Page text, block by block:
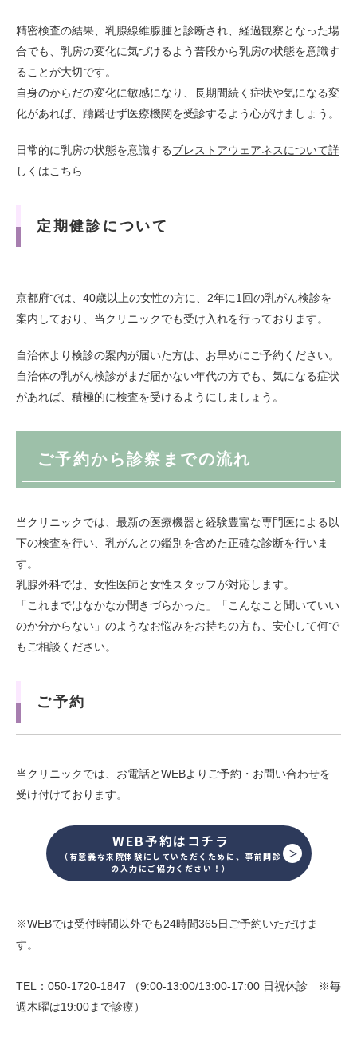
精密検査の結果、乳腺線維腺腫と診断され、経過観察となった場
合でも、乳房の変化に気づけるよう普段から乳房の状態を意識す
ることが大切です。
自身のからだの変化に敏感になり、長期間続く症状や気になる変
化があれば、躊躇せず医療機関を受診するよう心がけましょう。
日常的に乳房の状態を意識するブレストアウェアネスについて詳
しくはこちら
定期健診について
京都府では、40歳以上の女性の方に、2年に1回の乳がん検診を
案内しており、当クリニックでも受け入れを行っております。
自治体より検診の案内が届いた方は、お早めにご予約ください。
自治体の乳がん検診がまだ届かない年代の方でも、気になる症状
があれば、積極的に検査を受けるようにしましょう。
ご予約から診察までの流れ
当クリニックでは、最新の医療機器と経験豊富な専門医による以
下の検査を行い、乳がんとの鑑別を含めた正確な診断を行いま
す。
乳腺外科では、女性医師と女性スタッフが対応します。
「これまではなかなか聞きづらかった」「こんなこと聞いていい
のか分からない」のようなお悩みをお持ちの方も、安心して何で
もご相談ください。
ご予約
当クリニックでは、お電話とWEBよりご予約・お問い合わせを
受け付けております。
WEB予約はコチラ
（有意義な来院体験にしていただくために、事前問診
の入力にご協力ください！）
※WEBでは受付時間以外でも24時間365日ご予約いただけま
す。
TEL：050-1720-1847 （9:00-13:00/13:00-17:00 日祝休診 ※毎
週木曜は19:00まで診療）